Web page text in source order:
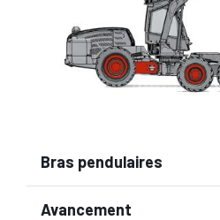
Bras pendulaires
Avancement